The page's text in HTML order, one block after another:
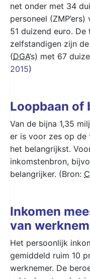
net onder met 34
personeel
51 duizend euro.
zelfstandigen zijn
(DGA’s) met 67
2015)
Loopbaan of
Van de bijna 1,35
er is voor zes op de
het belangrijkst.
inkomstenbron,
belangrijker. (Bron:
Inkomen
van
Het persoonlijk
gemiddeld ruim 10
werknemer. De